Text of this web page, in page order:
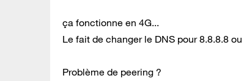
ça fonctionne en 4G...
Le fait de changer le DNS pour 8.8.8.8
Problème de peering ?